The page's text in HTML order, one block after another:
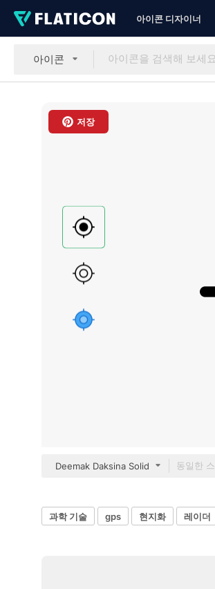
아이콘 디자이너
아이콘
저장
Deemak Daksina Solid
과학 기술 gps 현지화 레이더